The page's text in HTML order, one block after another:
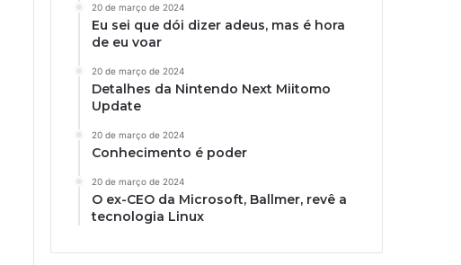
20 de março de 2024
Eu sei que dói dizer adeus, mas é hora
de eu voar
20 de março de 2024
Detalhes da Nintendo Next Miitomo
Update
20 de março de 2024
Conhecimento é poder
20 de março de 2024
O ex-CEO da Microsoft, Ballmer, revê a
tecnologia Linux